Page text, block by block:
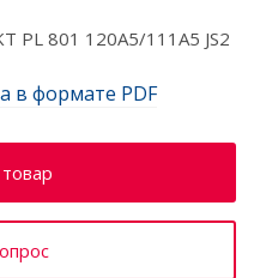
PL 801 120A5/111A5 JS2
в формате PDF